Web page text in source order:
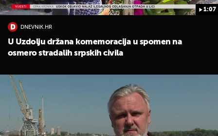
1:07
DNEVNIK.HR
U Uzdolju držana komemoracija u spomen na
osmero stradalih srpskih civila